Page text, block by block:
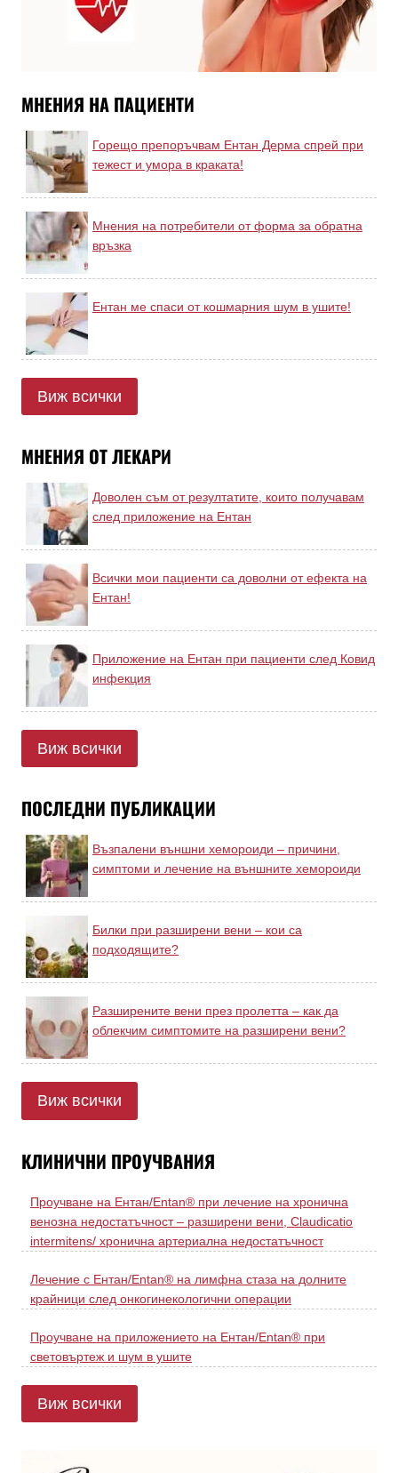
МНЕНИЯ НА ПАЦИЕНТИ
Горещо препоръчвам Ентан Дерма спрей при
тежест и умора в краката!
Мнения на потребители от форма за обратна
връзка
Ентан ме спаси от кошмарния шум в ушите!
Виж всички
МНЕНИЯ ОТ ЛЕКАРИ
Доволен съм от резултатите, които получавам
след приложение на Ентан
Всички мои пациенти са доволни от ефекта на
Ентан!
Приложение на Ентан при пациенти след Ковид
инфекция
Виж всички
ПОСЛЕДНИ ПУБЛИКАЦИИ
Възпалени външни хемороиди – причини,
симптоми и лечение на външните хемороиди
Билки при разширени вени – кои са
подходящите?
Разширените вени през пролетта – как да
облекчим симптомите на разширени вени?
Виж всички
КЛИНИЧНИ ПРОУЧВАНИЯ
Проучване на Ентан/Entan® при лечение на хронична
венозна недостатъчност – разширени вени, Claudicatio
intermitens/ хронична артериална недостатъчност
Лечение с Ентан/Entan® на лимфна стаза на долните
крайници след онкогинекологични операции
Проучване на приложението на Ентан/Entan® при
световъртеж и шум в ушите
Виж всички